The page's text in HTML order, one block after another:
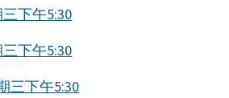
下午5:30
下午5:30
三下午5:30